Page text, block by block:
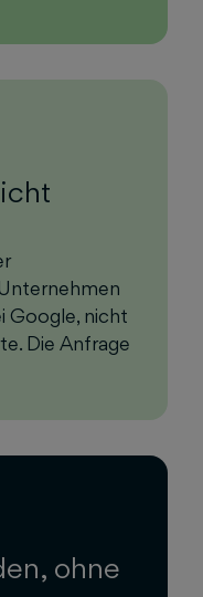
Google, nicht
Die Anfrage
ohne